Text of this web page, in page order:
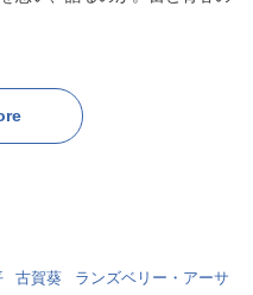
古賀葵
ランズベリー・アーサ